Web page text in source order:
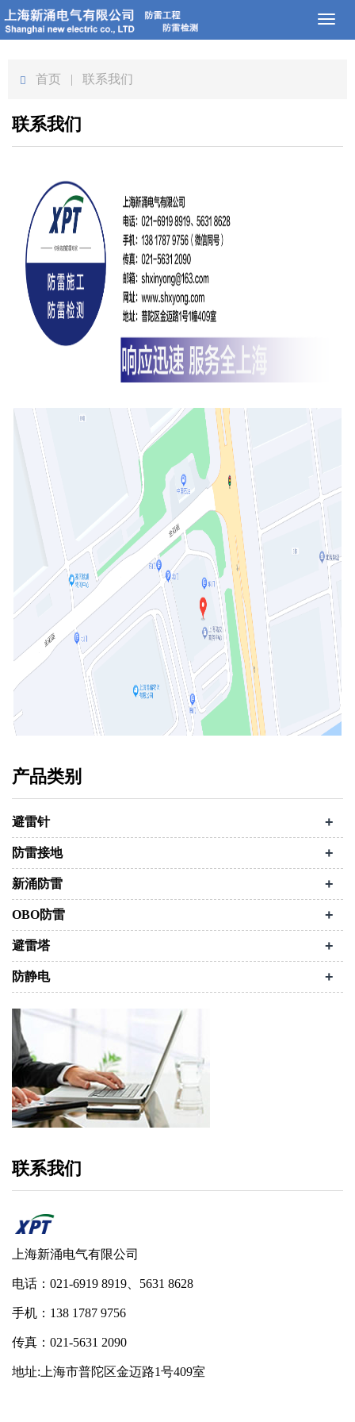
首页 | 联系我们
联系我们
产品类别
避雷针 +
防雷接地 +
新涌防雷 +
OBO防雷 +
避雷塔 +
防静电 +
联系我们
上海新涌电气有限公司
电话：021-6919 8919、5631 8628
手机：138 1787 9756
传真：021-5631 2090
地址:上海市普陀区金迈路1号409室